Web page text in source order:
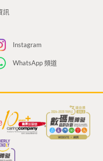
訊
Instagram
WhatsApp 頻道